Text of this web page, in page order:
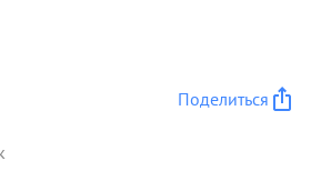
огонь - 20 запит ных точек, сбито
Поделиться